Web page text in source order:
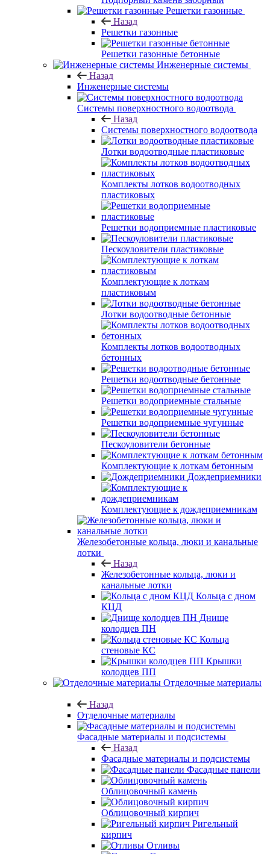
Решетки газонные
Назад
Решетки газонные
Решетки газонные бетонные
Инженерные системы
Назад
Инженерные системы
Системы поверхностного водоотвода
Назад
Системы поверхностного водоотвода
Лотки водоотводные пластиковые
Комплекты лотков водоотводных
пластиковых
Решетки водоприемные пластиковые
Пескоуловители пластиковые
Комплектующие к лоткам
пластиковым
Лотки водоотводные бетонные
Комплекты лотков водоотводных
бетонных
Решетки водоотводные бетонные
Решетки водоприемные стальные
Решетки водоприемные чугунные
Пескоуловители бетонные
Комплектующие к лоткам бетонным
Дождеприемники
Комплектующие к дождеприемникам
Железобетонные кольца, люки и канальные
лотки
Назад
Железобетонные кольца, люки и
канальные лотки
Кольца с дном
КЦД
Днище
колодцев ПН
Кольца
стеновые КС
Крышки
колодцев ПП
Отделочные материалы
Назад
Отделочные материалы
Фасадные материалы и подсистемы
Назад
Фасадные материалы и подсистемы
Фасадные панели
Облицовочный камень
Облицовочный кирпич
Ригельный
кирпич
Отливы